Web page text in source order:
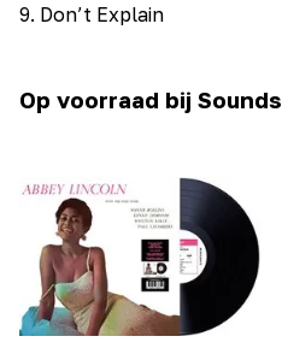
9. Don’t Explain
Op voorraad bij Sounds